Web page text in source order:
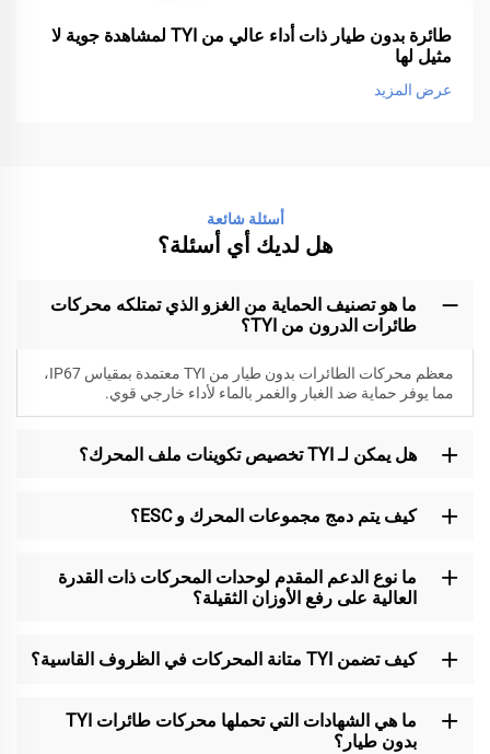
طائرة بدون طيار ذات أداء عالي من TYI لمشاهدة جوية لا
مثيل لها
عرض المزيد
أسئلة شائعة
هل لديك أي أسئلة؟
ما هو تصنيف الحماية من الغزو الذي تمتلكه محركات
طائرات الدرون من TYI؟
معظم محركات الطائرات بدون طيار من TYI معتمدة بمقياس IP67،
مما يوفر حماية ضد الغبار والغمر بالماء لأداء خارجي قوي.
هل يمكن لـ TYI تخصيص تكوينات ملف المحرك؟
كيف يتم دمج مجموعات المحرك و ESC؟
ما نوع الدعم المقدم لوحدات المحركات ذات القدرة
العالية على رفع الأوزان الثقيلة؟
كيف تضمن TYI متانة المحركات في الظروف القاسية؟
ما هي الشهادات التي تحملها محركات طائرات TYI
بدون طيار؟